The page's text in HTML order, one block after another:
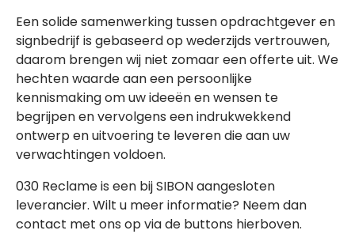
Een solide samenwerking tussen opdrachtgever en
signbedrijf is gebaseerd op wederzijds vertrouwen,
daarom brengen wij niet zomaar een offerte uit. We
hechten waarde aan een persoonlijke
kennismaking om uw ideeën en wensen te
begrijpen en vervolgens een indrukwekkend
ontwerp en uitvoering te leveren die aan uw
verwachtingen voldoen.
030 Reclame is een bij SIBON aangesloten
leverancier. Wilt u meer informatie? Neem dan
contact met ons op via de buttons hierboven.